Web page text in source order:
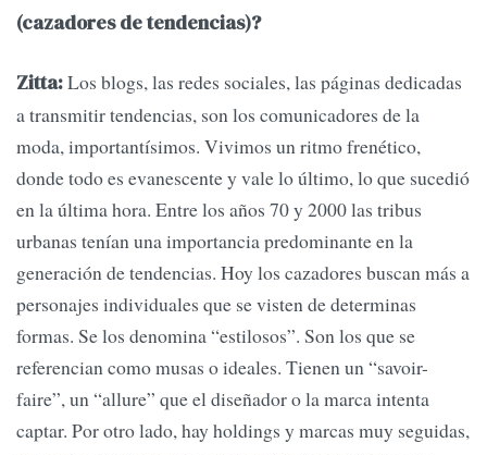
(cazadores de tendencias)?
Zitta:Los blogs, las redes sociales, las páginas dedicadas
a transmitir tendencias, son los comunicadores de la
moda, importantísimos. Vivimos un ritmo frenético,
donde todo es evanescente y vale lo último, lo que sucedió
en la última hora. Entre los años 70 y 2000 las tribus
urbanas tenían una importancia predominante en la
generación de tendencias. Hoy los cazadores buscan más a
personajes individuales que se visten de determinas
formas. Se los denomina “estilosos”. Son los que se
referencian como musas o ideales. Tienen un “savoir-
faire”, un “allure” que el diseñador o la marca intenta
captar. Por otro lado, hay holdings y marcas muy seguidas,